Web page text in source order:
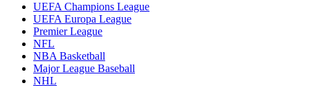
UEFA Champions League
UEFA Europa League
Premier League
NFL
NBA Basketball
Major League Baseball
NHL